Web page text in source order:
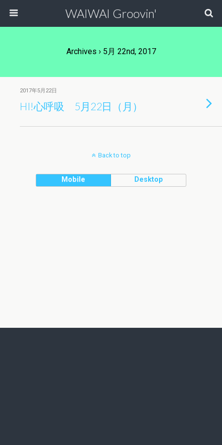
WAIWAI Groovin'
Archives › 5月 22nd, 2017
2017年5月22日
HI!心呼吸 5月22日（月）
Back to top
Mobile Desktop